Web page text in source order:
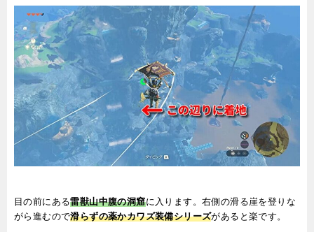
目の前にある雷獣山中腹の洞窟に入ります。右側の滑る崖を登りな
がら進むので滑らずの薬かカワズ装備シリーズがあると楽です。